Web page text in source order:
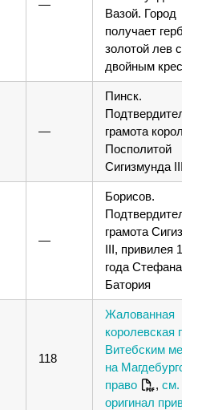
—
Вазой. Город
получает герб —
золотой лев с
двойным крестом
—
Пинск.
грамота короля
Посполитой
Сигизмунда III
—
Борисов.
грамота
III, привилея 1577
года Стефана
Батория
118
Жалованная
королевская
Витебским
на Магдебургское
право
, см.
оригинал